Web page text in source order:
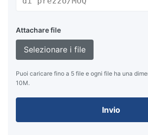
Attachare file
Selezionare i file
Puoi caricare fino a 5 file e ogni file ha una
10M.
Invio